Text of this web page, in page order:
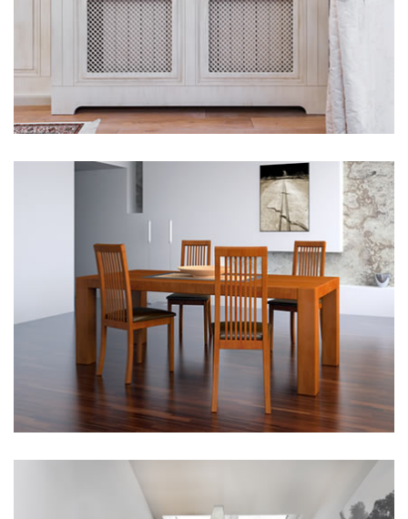
Hier steht eine Headline
Kategorie 3
Hier steht eine Headline
Kategorie 3